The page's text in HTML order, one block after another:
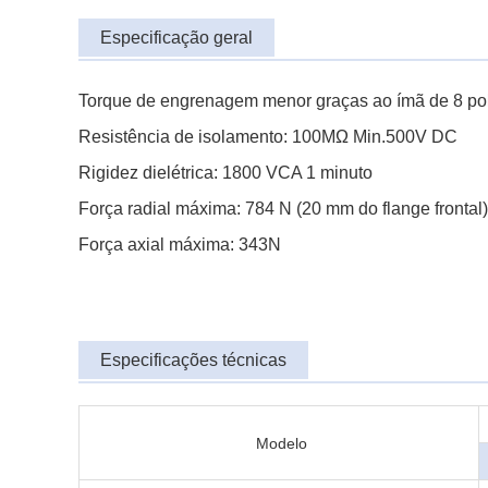
Especificação geral
Torque de engrenagem menor graças ao ímã de 8
Resistência de isolamento: 100MΩ Min.500V DC
Rigidez dielétrica: 1800 VCA 1 minuto
Força radial máxima: 784 N (20 mm do flange frontal)
Força axial máxima: 343N
Especificações técnicas
Modelo